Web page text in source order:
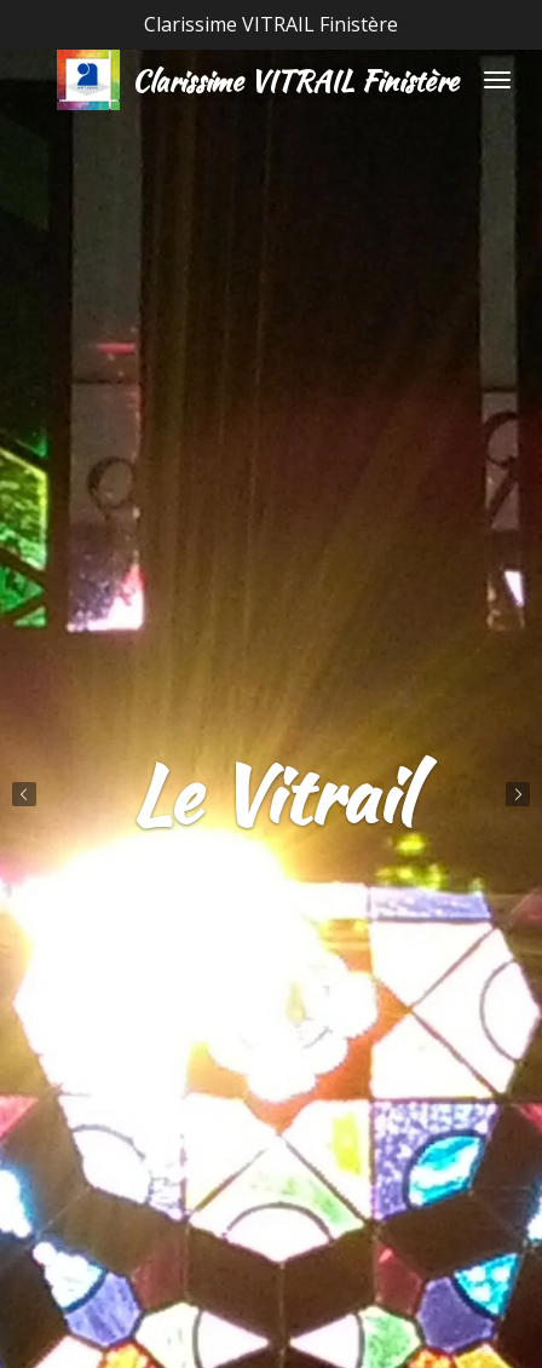
contenu
principal
Clarissime VITRAIL Finistère
Clarissime VITRAIL Finistère
Le Vitrail